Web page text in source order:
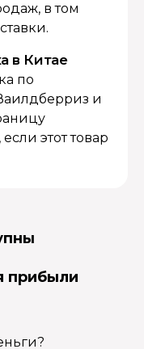
в том
в Китае
по
и
этот товар
прибыли